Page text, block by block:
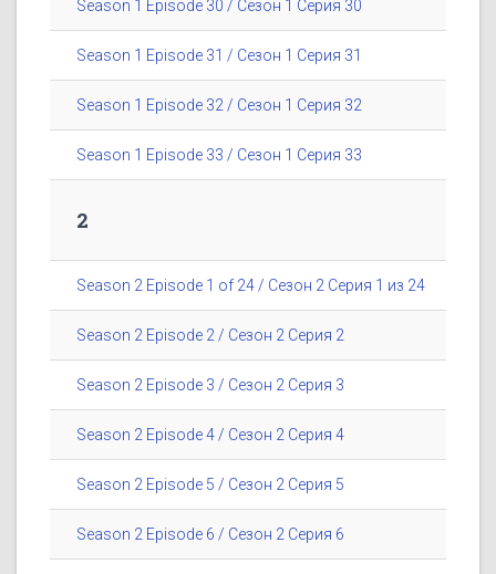
Season 1 Episode 30 / Сезон 1 Серия 30
Season 1 Episode 31 / Сезон 1 Серия 31
Season 1 Episode 32 / Сезон 1 Серия 32
Season 1 Episode 33 / Сезон 1 Серия 33
2
Season 2 Episode 1 of 24 / Сезон 2 Серия 1 из 24
Season 2 Episode 2 / Сезон 2 Серия 2
Season 2 Episode 3 / Сезон 2 Серия 3
Season 2 Episode 4 / Сезон 2 Серия 4
Season 2 Episode 5 / Сезон 2 Серия 5
Season 2 Episode 6 / Сезон 2 Серия 6